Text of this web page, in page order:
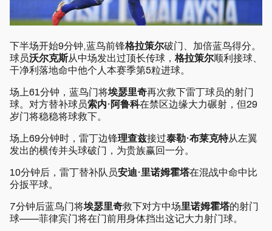
下半场开始9分钟,蓝鸟前锋格拉策尔破门、加倍蓝鸟得分。
球员沃尔克斯从中场发出过顶长传球， 格拉策尔顺利接球、
干净利落地命中他个人本赛季第5粒进球。
场上61分钟，蓝鸟门将埃瑟里奇再次救下雷丁球员的射门
球。对方替补球员索内·阿鲁科在禁区边缘大力碾射，但29
岁门将稳稳将球救下。
场上69分钟时，雷丁边锋理查兹接过泰勒·布莱克特从左翼
发出的横传并头球破门，为贵族赢回一分。
10分钟后，雷丁替补队员安迪·里诺姆霍塔在混战中命中比
分扳平球。
7分钟后蓝鸟门将埃瑟里奇救下对方中场里诺姆霍塔的射门
球——菲律宾门将在门前用身体挡出这记大力射门球。